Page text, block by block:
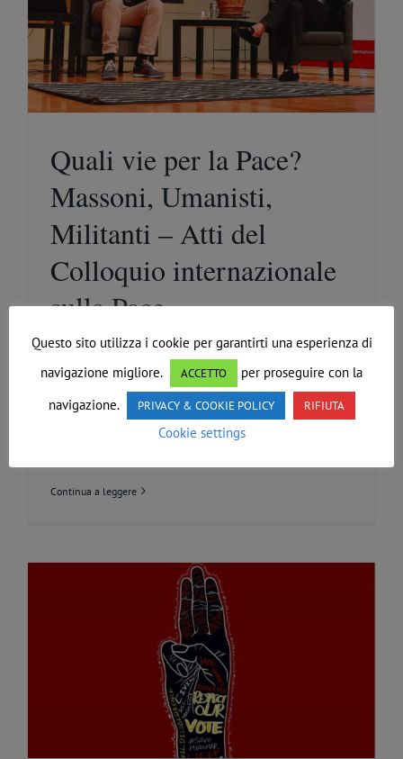
Quali vie per la Pace?
Massoni, Umanisti,
Militanti – Atti del
Colloquio internazionale
sulla Pace
Di Redazione | Novembre 15th, 2021 Approfondimenti
La Federazione italiana è lieta di condividere
Continua a leggere
Questo sito utilizza i cookie per garantirti una esperienza di
navigazione migliore.
ACCETTO
per proseguire con la
navigazione.
PRIVACY & COOKIE POLICY RIFIUTA
Cookie settings